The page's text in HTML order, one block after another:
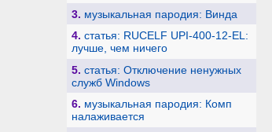
3. музыкальная пародия: Винда
4. статья: RUCELF UPI-400-12-EL:
лучше, чем ничего
5. статья: Отключение ненужных
служб Windows
6. музыкальная пародия: Комп
налаживается